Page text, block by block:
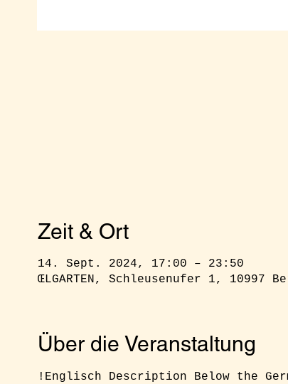
Zeit & Ort
14. Sept. 2024, 17:00 – 23:50
ŒLGARTEN, Schleusenufer 1, 10997
Über die Veranstaltung
!Englisch Description Below the